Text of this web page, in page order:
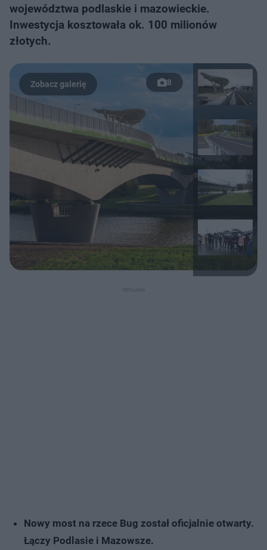
województwa podlaskie i mazowieckie.
Inwestycja kosztowała ok. 100 milionów
złotych.
8
Nowy most na rzece Bug został oficjalnie otwarty.
Łączy Podlasie i Mazowsze.